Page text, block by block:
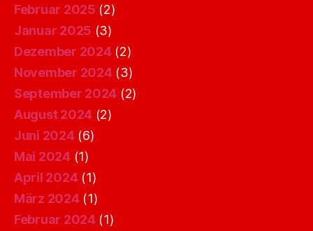
Februar 2025 (2)
Januar 2025 (3)
Dezember 2024(2)
November 2024(3)
September 2024 (2)
August 2024 (2)
Juni 2024(6)
Mai 2024(1)
April 2024(1)
März 2024(1)
Februar 2024(1)